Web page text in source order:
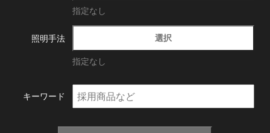
指定なし
照明手法 選択
指定なし
キーワード